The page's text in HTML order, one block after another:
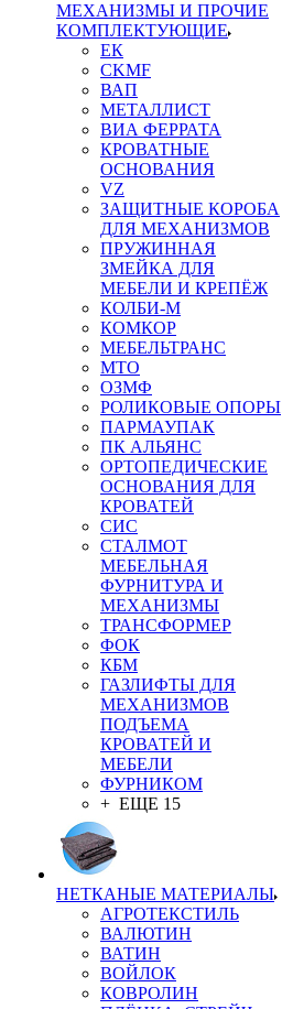
МЕХАНИЗМЫ И ПРОЧИЕ
КОМПЛЕКТУЮЩИЕ
ЕК
CKMF
ВАП
МЕТАЛЛИСТ
ВИА ФЕРРАТА
КРОВАТНЫЕ
ОСНОВАНИЯ
VZ
ЗАЩИТНЫЕ КОРОБА
ДЛЯ МЕХАНИЗМОВ
ПРУЖИННАЯ
ЗМЕЙКА ДЛЯ
МЕБЕЛИ И КРЕПЁЖ
КОЛБИ-М
КОМКОР
МЕБЕЛЬТРАНС
MTO
ОЗМФ
РОЛИКОВЫЕ ОПОРЫ
ПАРМАУПАК
ПК АЛЬЯНС
ОРТОПЕДИЧЕСКИЕ
ОСНОВАНИЯ ДЛЯ
КРОВАТЕЙ
СИС
СТАЛМОТ
МЕБЕЛЬНАЯ
ФУРНИТУРА И
МЕХАНИЗМЫ
ТРАНСФОРМЕР
ФОК
КБМ
ГАЗЛИФТЫ ДЛЯ
МЕХАНИЗМОВ
ПОДЪЕМА
КРОВАТЕЙ И
МЕБЕЛИ
ФУРНИКОМ
+ ЕЩЕ 15
НЕТКАНЫЕ МАТЕРИАЛЫ
АГРОТЕКСТИЛЬ
ВАЛЮТИН
ВАТИН
ВОЙЛОК
КОВРОЛИН